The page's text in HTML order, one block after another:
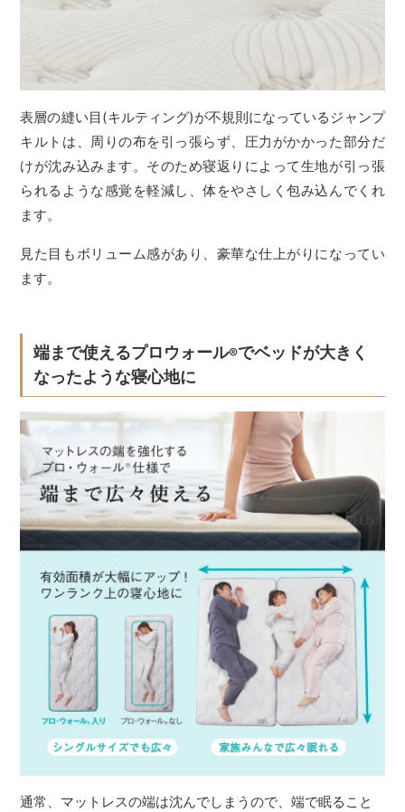
表層の縫い目(キルティング)が不規則になっているジャンプ
キルトは、周りの布を引っ張らず、圧力がかかった部分だ
けが沈み込みます。そのため寝返りによって生地が引っ張
られるような感覚を軽減し、体をやさしく包み込んでくれ
ます。
見た目もボリューム感があり、豪華な仕上がりになってい
ます。
端まで使えるプロウォール®でベッドが大きく
なったような寝心地に
通常、マットレスの端は沈んでしまうので、端で眠ること